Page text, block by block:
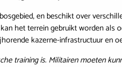
en beschikt over
het terrein gebruikt worden
kazerne-infrastructuur en
training is. Militairen moeten